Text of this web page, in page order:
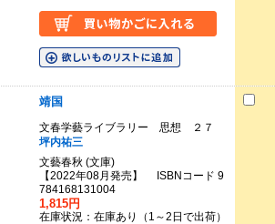
靖国
文春学藝ライブラリー 思想 ２７
坪内祐三
文藝春秋 (文庫)
【2022年08月発売】 ISBNコード 9
784168131004
1,815円
在庫状況：在庫あり（1～2日で出荷）